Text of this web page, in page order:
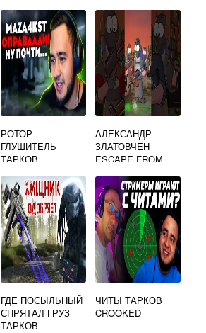
РОТОР
ГЛУШИТЕЛЬ
ТАРКОВ
АЛЕКСАНДР
ЗЛАТОВЧЕН
ESCAPE FROM
ГДЕ ПОСЫЛЬНЫЙ
СПРЯТАЛ ГРУЗ
ТАРКОВ
ЧИТЫ ТАРКОВ
CROOKED